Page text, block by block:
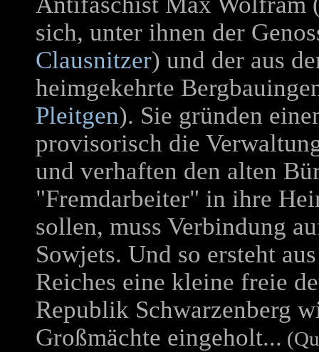
sich, unter ihnen der
Clausnitzer) und der aus
heimgekehrte
Pleitgen). Sie gründen
provisorisch die
und verhaften den alten
"Fremdarbeiter" in ihre
sollen, muss Verbindung
Sowjets. Und so ersteht
Reiches eine kleine freie
Republik Schwarzenberg
Großmächte eingeholt...